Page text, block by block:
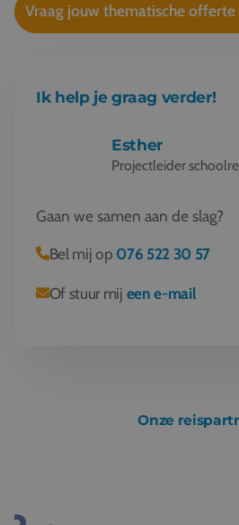
Vraag jouw thematische offerte
Ik help je graag verder!
Esther
Projectleider
Gaan we samen aan de slag?
Bel mij op 076 522 30 57
Of stuur mij een e-mail
Onze